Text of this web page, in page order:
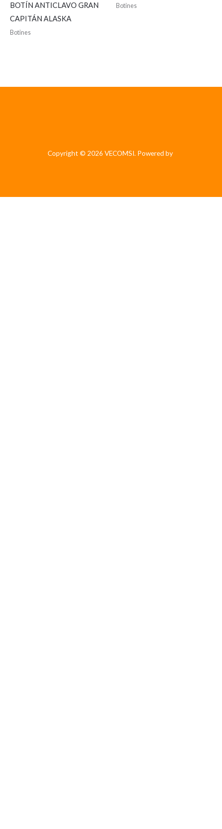
BOTÍN ANTICLAVO GRAN
CAPITÁN ALASKA
Botines
Botines
Copyright © 2026 VECOMSI. Powered by